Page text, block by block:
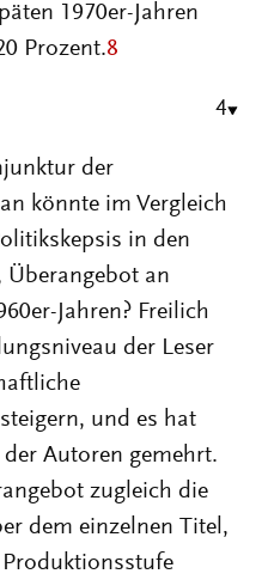
1970er-Jahren
Prozent.8
4
der
könnte im Vergleich
in den
Überangebot an
Jahren? Freilich
der Leser
und es hat
Autoren gemehrt.
zugleich die
dem einzelnen Titel,